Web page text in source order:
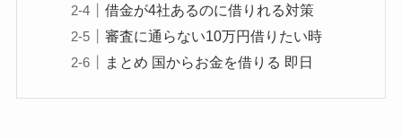
借金が4社あるのに借りれる対策
審査に通らない10万円借りたい時
まとめ 国からお金を借りる 即日